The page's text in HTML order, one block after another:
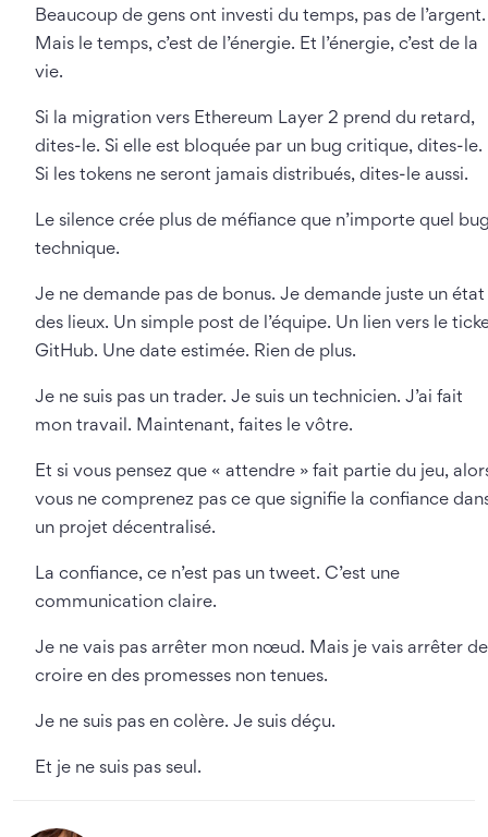
Beaucoup de gens ont investi du temps, pas de l’argent.
Mais le temps, c’est de l’énergie. Et l’énergie, c’est de la
vie.
Si la migration vers Ethereum Layer 2 prend du retard,
dites-le. Si elle est bloquée par un bug critique, dites-le.
Si les tokens ne seront jamais distribués, dites-le aussi.
Le silence crée plus de méfiance que n’importe quel
technique.
Je ne demande pas de bonus. Je demande juste un état
des lieux. Un simple post de l’équipe. Un lien vers le
GitHub. Une date estimée. Rien de plus.
Je ne suis pas un trader. Je suis un technicien. J’ai fait
mon travail. Maintenant, faites le vôtre.
Et si vous pensez que « attendre » fait partie du jeu,
vous ne comprenez pas ce que signifie la confiance
un projet décentralisé.
La confiance, ce n’est pas un tweet. C’est une
communication claire.
Je ne vais pas arrêter mon nœud. Mais je vais arrêter de
croire en des promesses non tenues.
Je ne suis pas en colère. Je suis déçu.
Et je ne suis pas seul.